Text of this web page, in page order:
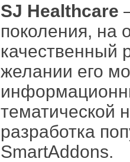
SJ Healthcare
поколения, на
качественный
желании его
тематической
разработка
SmartAddons.